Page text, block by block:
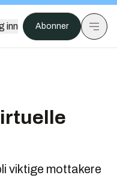
inn Abonner
viktige mottakere